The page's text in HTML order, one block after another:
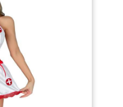
convient aux femmes
Parfait pour la
les soirées de
de mariage.